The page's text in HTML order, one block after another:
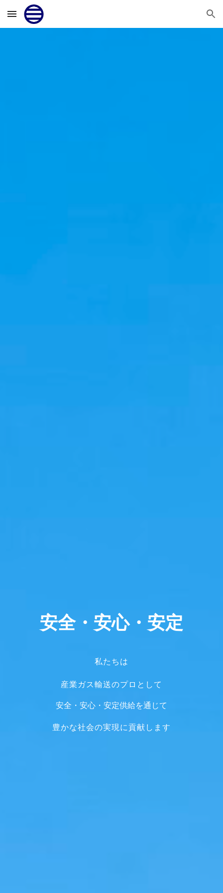
Skip to main content Skip to navigation
安全・安心・安定
私たちは
産業ガス輸送のプロとして
安全・安心・安定供給を通じて
豊かな社会の実現に貢献します